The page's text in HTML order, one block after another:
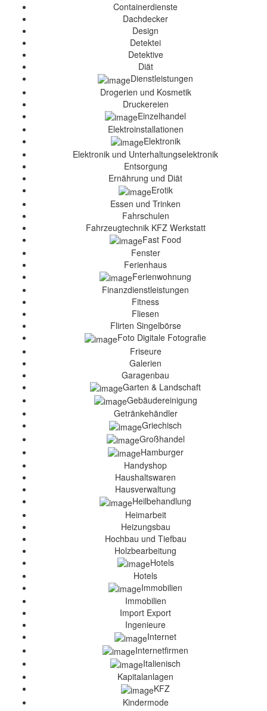
Containerdienste
Dachdecker
Design
Detektei
Detektive
Diät
Dienstleistungen
Drogerien und Kosmetik
Druckereien
Einzelhandel
Elektroinstallationen
Elektronik
Elektronik und Unterhaltungselektronik
Entsorgung
Ernährung und Diät
Erotik
Essen und Trinken
Fahrschulen
Fahrzeugtechnik KFZ Werkstatt
Fast Food
Fenster
Ferienhaus
Ferienwohnung
Finanzdienstleistungen
Fitness
Fliesen
Flirten Singelbörse
Foto Digitale Fotografie
Friseure
Galerien
Garagenbau
Garten & Landschaft
Gebäudereinigung
Getränkehändler
Griechisch
Großhandel
Hamburger
Handyshop
Haushaltswaren
Hausverwaltung
Heilbehandlung
Heimarbeit
Heizungsbau
Hochbau und Tiefbau
Holzbearbeitung
Hotels
Hotels
Immobilien
Immobilien
Import Export
Ingenieure
Internet
Internetfirmen
Italienisch
Kapitalanlagen
KFZ
Kindermode